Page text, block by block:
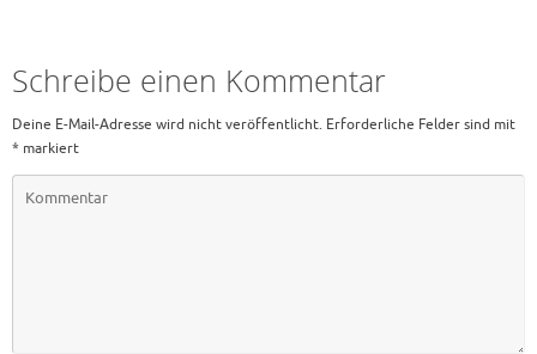
Schreibe einen Kommentar
Deine E-Mail-Adresse wird nicht veröffentlicht. Erforderliche Felder sind mit
* markiert